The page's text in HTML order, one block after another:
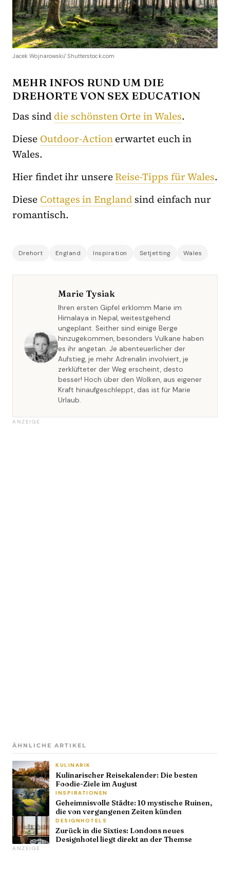
Jacek Wojnarowski/ Shutterstock.com
MEHR INFOS RUND UM DIE
DREHORTE VON SEX EDUCATION
Das sind die schönsten Orte in Wales.
Diese Outdoor-Actionerwartet euch in
Wales.
Hier findet ihr unsereReise-Tipps für Wales.
Diese Cottages in England sind einfach nur
romantisch.
Drehort England Inspiration Setjetting Wales
Marie Tysiak
Ihren ersten Gipfel erklomm Marie im
Himalaya in Nepal, weitestgehend
ungeplant. Seither sind einige Berge
hinzugekommen, besonders Vulkane haben
es ihr angetan. Je abenteuerlicher der
Aufstieg, je mehr Adrenalin involviert, je
zerklüfteter der Weg erscheint, desto
besser! Hoch über den Wolken, aus eigener
Kraft hinaufgeschleppt, das ist für Marie
Urlaub.
ANZEIGE
ÄHNLICHE ARTIKEL
KULINARIK
Kulinarischer Reisekalender: Die besten
Foodie-Ziele im August
INSPIRATIONEN
Geheimnisvolle Städte: 10 mystische Ruinen,
die von vergangenen Zeiten künden
DESIGNHOTELS
Zurück in die Sixties: Londons neues
Designhotel liegt direkt an der Themse
ANZEIGE